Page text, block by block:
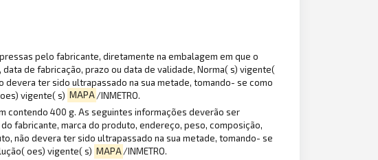
pelo fabricante, diretamente na embalagem em que o
de fabricação, prazo ou data de validade, Norma( s) vigente(
ter sido ultrapassado na sua metade, tomando- se como
vigente( s) MAPA /INMETRO.
contendo 400 g. As seguintes informações deverão ser
fabricante, marca do produto, endereço, peso, composição,
não devera ter sido ultrapassado na sua metade, tomando- se
oes) vigente( s) MAPA/INMETRO.